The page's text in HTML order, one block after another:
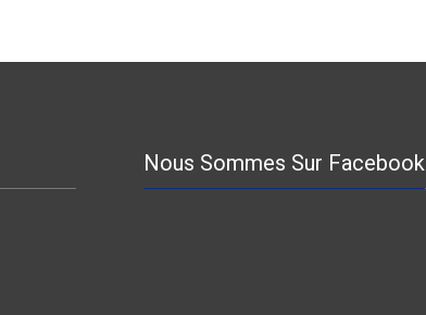
Nous Sommes Sur Facebook